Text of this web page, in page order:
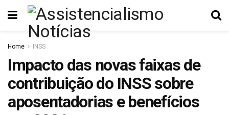
Home INSS
Impacto das novas faixas de
contribuição do INSS sobre
aposentadorias e benefícios